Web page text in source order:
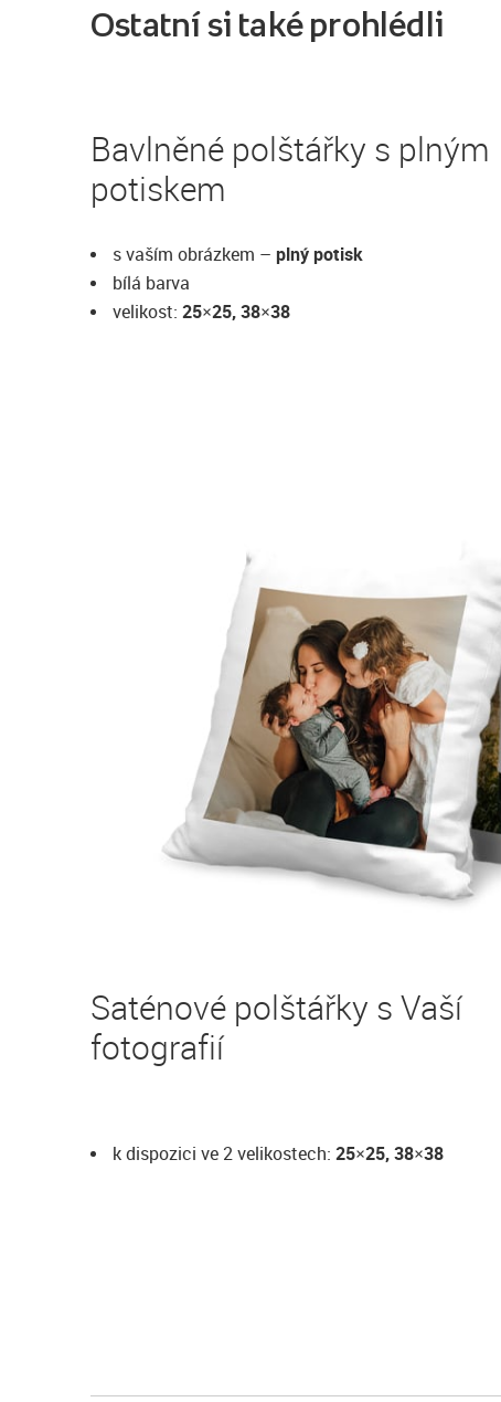
Ostatní si také prohlédli
Bavlněné polštářky s plným
potiskem
s vaším obrázkem – plný potisk
bílá barva
velikost: 25×25, 38×38
Saténové polštářky s Vaší
fotografií
k dispozici ve 2 velikostech: 25×25, 38×38